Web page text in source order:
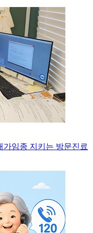
가임종 지키는 방문진료